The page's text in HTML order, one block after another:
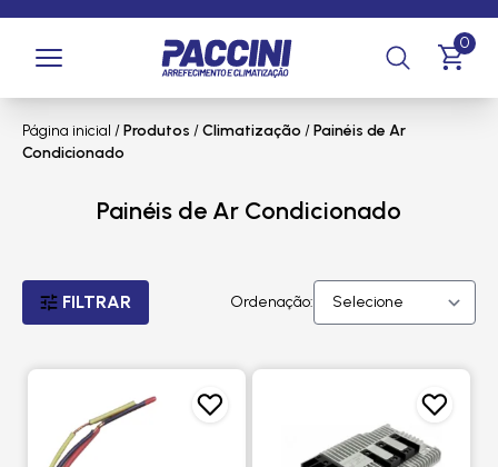
0
Página inicial /Produtos /Climatização/Painéis de Ar
Condicionado
Painéis de Ar Condicionado
FILTRAR Ordenação: